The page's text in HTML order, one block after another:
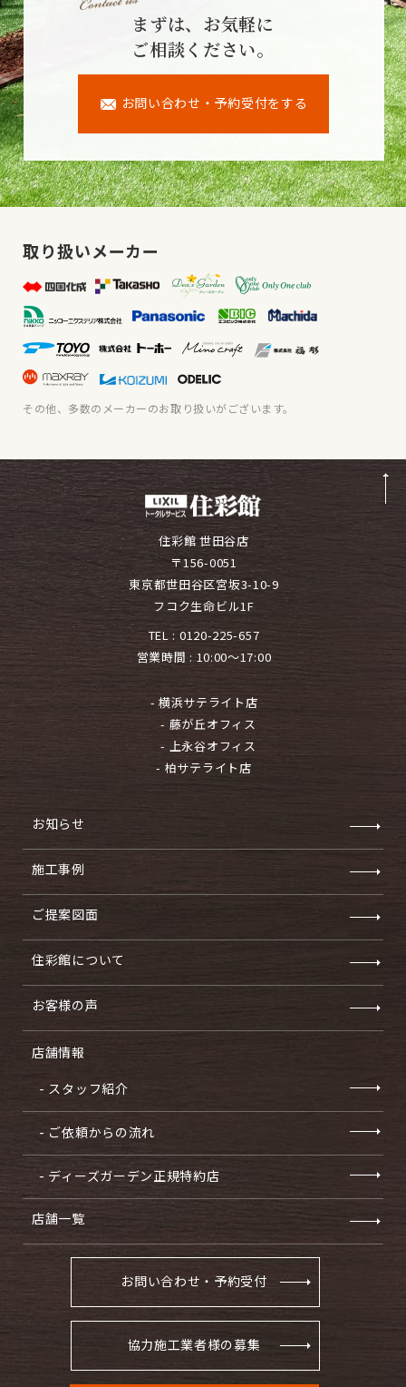
まずは、お気軽に
ご相談ください。
お問い合わせ・予約受付をする
取り扱いメーカー
その他、多数のメーカーのお取り扱いがございます。
住彩館 世田谷店
〒156-0051
東京都世田谷区宮坂3-10-9
フコク生命ビル1F
TEL : 0120-225-657
営業時間 : 10:00～17:00
- 横浜サテライト店
- 藤が丘オフィス
- 上永谷オフィス
- 柏サテライト店
お知らせ
施工事例
ご提案図面
住彩館について
お客様の声
店舗情報
- スタッフ紹介
- ご依頼からの流れ
- ディーズガーデン正規特約店
店舗一覧
お問い合わせ・予約受付
協力施工業者様の募集